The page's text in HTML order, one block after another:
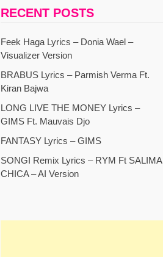
RECENT POSTS
Feek Haga Lyrics – Donia Wael –
Visualizer Version
BRABUS Lyrics – Parmish Verma Ft.
Kiran Bajwa
LONG LIVE THE MONEY Lyrics –
GIMS Ft. Mauvais Djo
FANTASY Lyrics – GIMS
SONGI Remix Lyrics – RYM Ft SALIMA
CHICA – AI Version